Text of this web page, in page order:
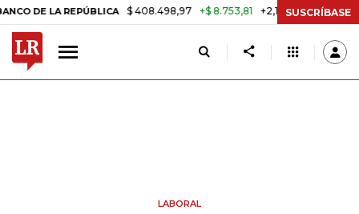
LA REPÚBLICA $ 408.498,97 +$ 8.753,81 +2,19% TASA DE
SUSCRÍBASE
LABORAL